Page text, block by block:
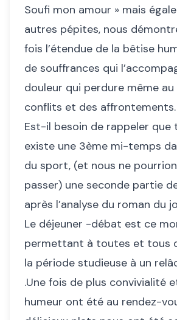
Soufi mon amour » mais
autres pépites, nous
fois l’étendue de la bêtise
de souffrances qui
douleur qui perdure même au
conflits et des affrontements.
Est-il besoin de rappeler que
existe une 3ème mi-temps
du sport, (et nous ne
passer) une seconde partie
après l’analyse du roman du
Le déjeuner -débat est ce
permettant à toutes et tous
la période studieuse à un
.Une fois de plus convivialité
humeur ont été au rendez-